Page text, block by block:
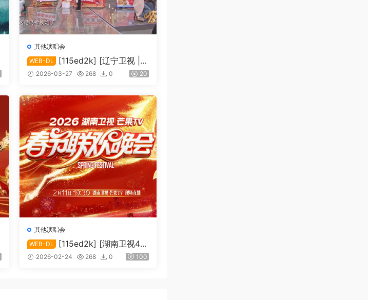
其他演唱会
WEB-DL
[115ed2k] [辽宁卫视 |
欢天喜地闹元宵][TS/6.84 GiB]
2026-03-27 268 0 20
其他演唱会
WEB-DL
[115ed2k] [湖南卫视4K
超高清频道 2026湖南卫视芒果T
2026-02-24 268 0 100